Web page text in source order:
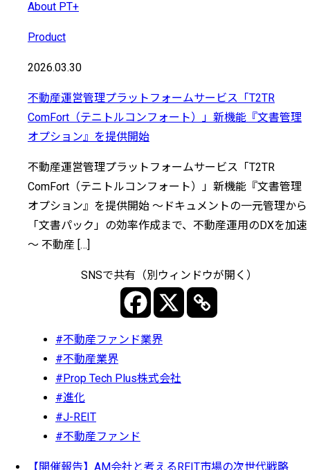
About PT+
Product
2026.03.30
不動産運営管理プラットフォームサービス「T2TR
ComFort（テニトルコンフォート）」新機能『文書管理
オプション』を提供開始
不動産運営管理プラットフォームサービス「T2TR
ComFort（テニトルコンフォート）」新機能『文書管理
オプション』を提供開始 ～ドキュメントの一元管理から
「文書パック」の効率作成まで、不動産運用のDXを加速
～ 不動産 […]
SNSで共有（別ウィンドウが開く）
#不動産ファンド業界
#不動産業界
#Prop Tech Plus株式会社
#進化
#J-REIT
#不動産ファンド
【開催報告】AM会社と考えるREIT市場の次世代戦略